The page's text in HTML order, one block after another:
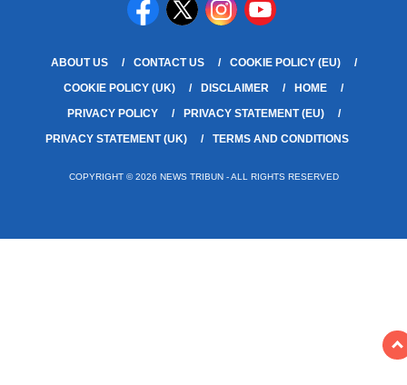
ABOUT US CONTACT US
COOKIE POLICY (EU)
COOKIE POLICY (UK)
DISCLAIMER
HOME
PRIVACY POLICY
PRIVACY STATEMENT (EU)
PRIVACY STATEMENT (UK)
TERMS AND CONDITIONS
COPYRIGHT © 2026 NEWS TRIBUN - ALL RIGHTS RESERVED